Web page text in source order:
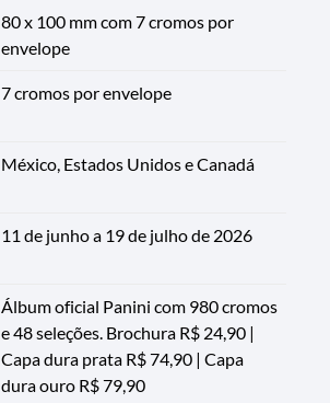
80 x 100 mm com 7 cromos por
envelope
7 cromos por envelope
México, Estados Unidos e Canadá
11 de junho a 19 de julho de 2026
Álbum oficial Panini com 980 cromos
e 48 seleções. Brochura R$ 24,90 |
Capa dura prata R$ 74,90 | Capa
dura ouro R$ 79,90